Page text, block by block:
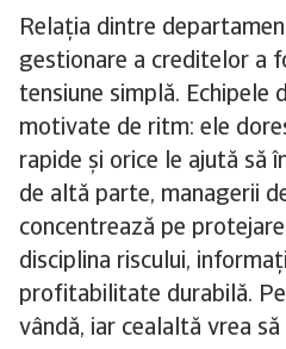
Relația dintre
gestionare a creditelor a
tensiune simplă. Echipele
motivate de ritm: ele
rapide și orice le ajută să
de altă parte, managerii
concentrează pe
disciplina riscului,
profitabilitate durabilă.
vândă, iar cealaltă vrea